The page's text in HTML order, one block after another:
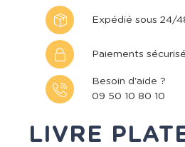
Expédié sous 24/
Paiements
Besoin d'aide ?
09 50 10 80 10
LIVRE